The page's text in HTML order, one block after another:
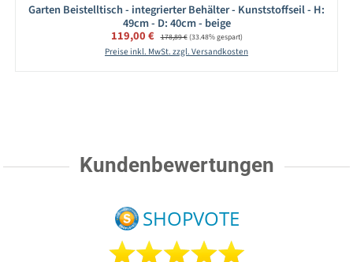
Garten Beistelltisch - integrierter Behälter - Kunststoffseil - H:
49cm - D: 40cm - beige
Verkaufspreis:
119,00 € Regulärer Preis:
178,89 €(33.48% gespart)
Preise inkl. MwSt. zzgl. Versandkosten
Kundenbewertungen